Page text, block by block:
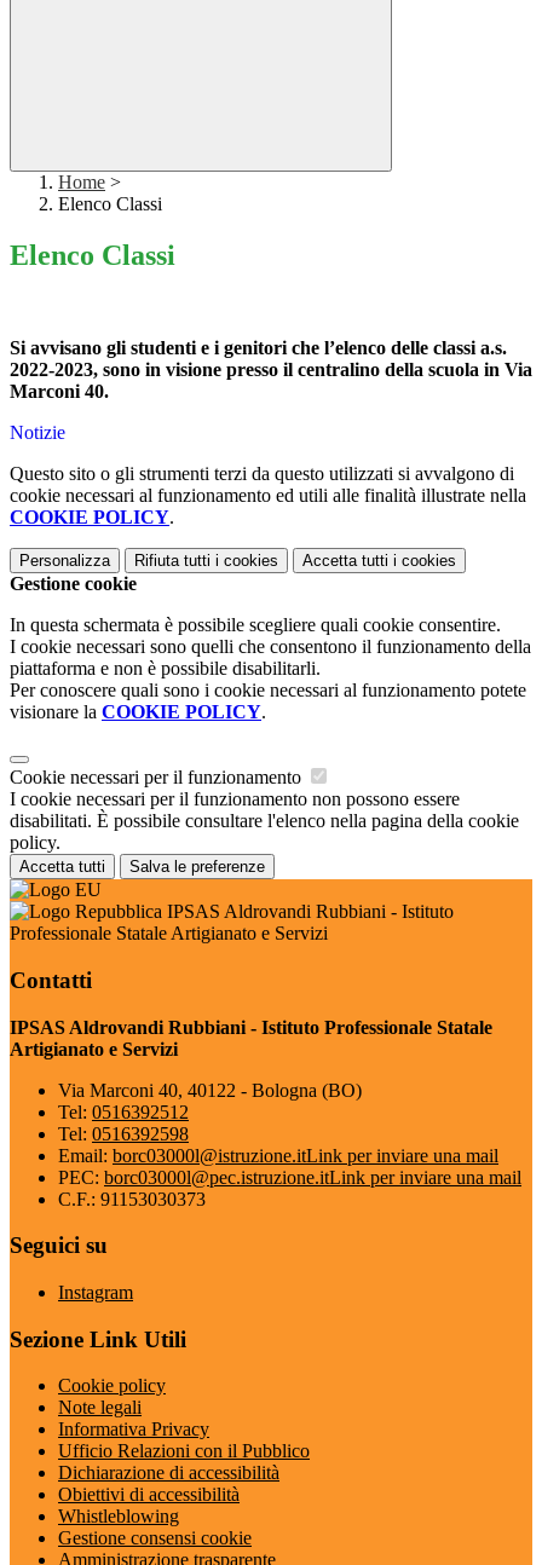
Home >
Elenco Classi
Elenco Classi
Si avvisano gli studenti e i genitori che l’elenco delle classi a.s.
2022-2023, sono in visione presso il centralino della scuola in Via
Marconi 40.
Notizie
Questo sito o gli strumenti terzi da questo utilizzati si avvalgono di
cookie necessari al funzionamento ed utili alle finalità illustrate nella
COOKIE POLICY.
Personalizza Rifiuta tutti i cookies Accetta tutti i cookies
Gestione cookie
In questa schermata è possibile scegliere quali cookie consentire.
I cookie necessari sono quelli che consentono il funzionamento della
piattaforma e non è possibile disabilitarli.
Per conoscere quali sono i cookie necessari al funzionamento potete
visionare la COOKIE POLICY.
Cookie necessari per il funzionamento
I cookie necessari per il funzionamento non possono essere
disabilitati. È possibile consultare l'elenco nella pagina della cookie
policy.
Accetta tutti Salva le preferenze
IPSAS Aldrovandi Rubbiani - Istituto
Professionale Statale Artigianato e Servizi
Contatti
IPSAS Aldrovandi Rubbiani - Istituto Professionale Statale
Artigianato e Servizi
Via Marconi 40, 40122 - Bologna (BO)
Tel: 0516392512
Tel: 0516392598
Email: borc03000l@istruzione.itLink per inviare una mail
PEC: borc03000l@pec.istruzione.itLink per inviare una mail
C.F.: 91153030373
Seguici su
Instagram
Sezione Link Utili
Cookie policy
Note legali
Informativa Privacy
Ufficio Relazioni con il Pubblico
Dichiarazione di accessibilità
Obiettivi di accessibilità
Whistleblowing
Gestione consensi cookie
Amministrazione trasparente